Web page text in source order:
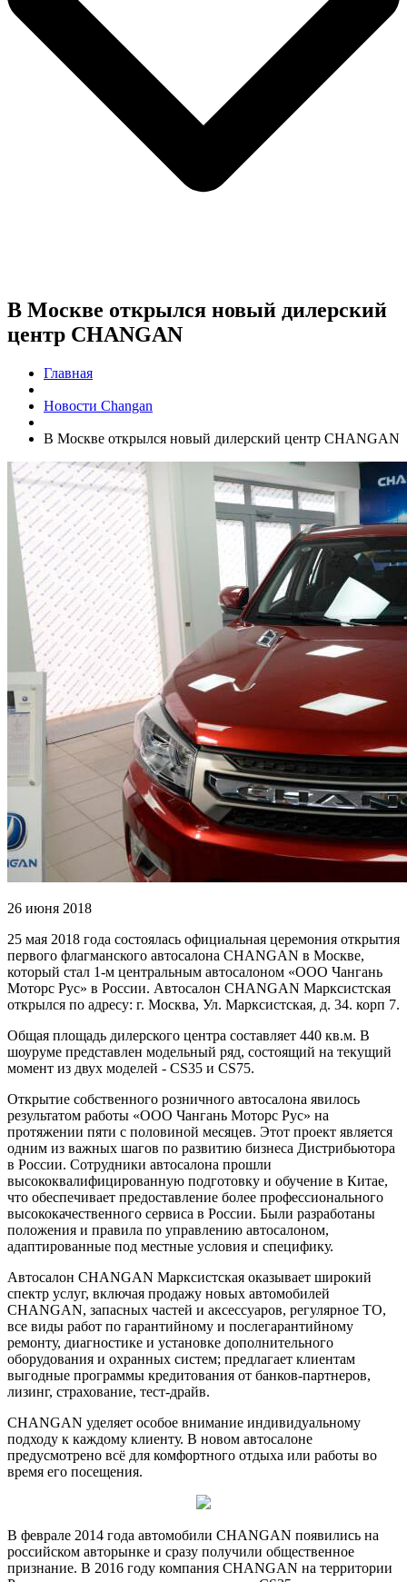
В Москве открылся новый дилерский
центр CHANGAN
Главная
Новости Changan
В Москве открылся новый дилерский центр CHANGAN
26 июня 2018
25 мая 2018 года состоялась официальная церемония открытия
первого флагманского автосалона CHANGAN в Москве,
который стал 1-м центральным автосалоном «ООО Чангань
Моторс Рус» в России. Автосалон CHANGAN Марксистская
открылся по адресу: г. Москва, Ул. Марксистская, д. 34. корп 7.
Общая площадь дилерского центра составляет 440 кв.м. В
шоуруме представлен модельный ряд, состоящий на текущий
момент из двух моделей - CS35 и CS75.
Открытие собственного розничного автосалона явилось
результатом работы «ООО Чангань Моторс Рус» на
протяжении пяти с половиной месяцев. Этот проект является
одним из важных шагов по развитию бизнеса Дистрибьютора
в России. Сотрудники автосалона прошли
высококвалифицированную подготовку и обучение в Китае,
что обеспечивает предоставление более профессионального
высококачественного сервиса в России. Были разработаны
положения и правила по управлению автосалоном,
адаптированные под местные условия и специфику.
Автосалон CHANGAN Марксистская оказывает широкий
спектр услуг, включая продажу новых автомобилей
CHANGAN, запасных частей и аксессуаров, регулярное ТО,
все виды работ по гарантийному и послегарантийному
ремонту, диагностике и установке дополнительного
оборудования и охранных систем; предлагает клиентам
выгодные программы кредитования от банков-партнеров,
лизинг, страхование, тест-драйв.
CHANGAN уделяет особое внимание индивидуальному
подходу к каждому клиенту. В новом автосалоне
предусмотрено всё для комфортного отдыха или работы во
время его посещения.
В феврале 2014 года автомобили CHANGAN появились на
российском авторынке и сразу получили общественное
признание. В 2016 году компания СHANGAN на территории